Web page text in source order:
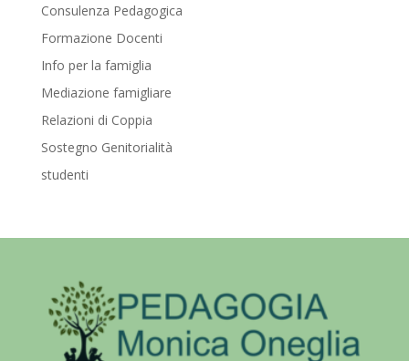
Consulenza Pedagogica
Formazione Docenti
Info per la famiglia
Mediazione famigliare
Relazioni di Coppia
Sostegno Genitorialità
studenti